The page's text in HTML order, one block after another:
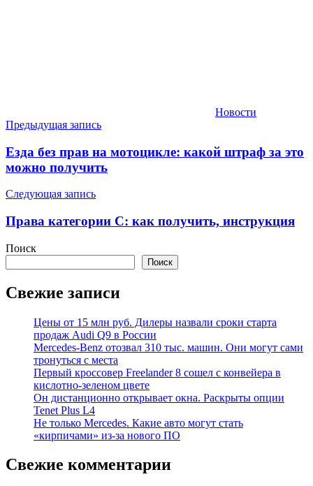
Новости
Навигация
по
записям
Предыдущая запись
Езда без прав на мотоцикле: какой штраф за это
можно получить
Следующая запись
Права категории С: как получить, инструкция
Поиск
Поиск
Свежие записи
Цены от 15 млн руб. Дилеры назвали сроки старта
продаж Audi Q9 в России
Mercedes-Benz отозвал 310 тыс. машин. Они могут сами
тронуться с места
Первый кроссовер Freelander 8 сошел с конвейера в
кислотно-зеленом цвете
Он дистанционно открывает окна. Раскрыты опции
Tenet Plus L4
Не только Mercedes. Какие авто могут стать
«кирпичами» из-за нового ПО
Свежие комментарии